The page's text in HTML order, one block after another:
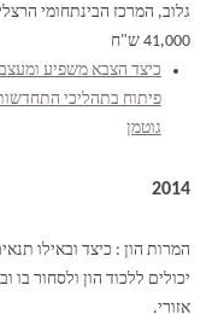
גלוב, המרכז הבינתחומי
41,000 ש"ח
כיצד הצבא משפיע
פיתוח בתהליכי
גוטמן
2014
המרות הון : כיצד ובאילו
יכולים ללכוד הון ולסחור בו
אזורי.